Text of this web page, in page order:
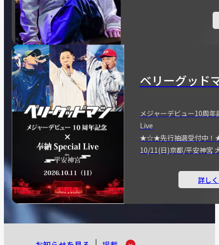
ベリーグッド
メジャーデビュー10周
Live
★☆★先行抽選受付中
10/11(日)京都/平安神宮
詳し